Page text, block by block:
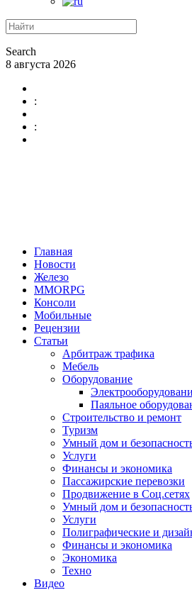
Search
8 августа 2026
:
:
Главная
Новости
Железо
MMORPG
Консоли
Мобильные
Рецензии
Статьи
Арбитраж трафика
Мебель
Оборудование
Паяльное
Строительство и ремонт
Туризм
Умный дом и
Услуги
Финансы и экономика
Пассажирские перевозки
Продвижение в Соц.сетях
Умный дом и
Услуги
Полиграфические и
Финансы и экономика
Экономика
Техно
Видео